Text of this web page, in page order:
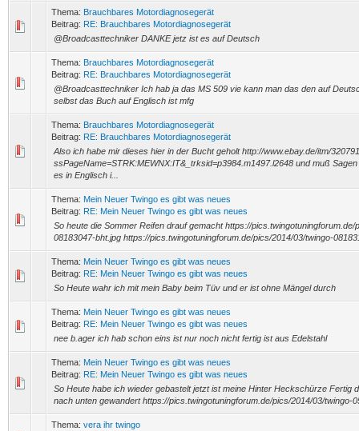
Thema: Brauchbares Motordiagnosegerät
Beitrag: RE: Brauchbares Motordiagnosegerät
@Broadcasttechniker DANKE jetz ist es auf Deutsch
Thema: Brauchbares Motordiagnosegerät
Beitrag: RE: Brauchbares Motordiagnosegerät
@Broadcasttechniker Ich hab ja das MS 509 vie kann man das den auf
selbst das Buch auf Englisch ist mfg
Thema: Brauchbares Motordiagnosegerät
Beitrag: RE: Brauchbares Motordiagnosegerät
Also ich habe mir dieses hier in der Bucht geholt http://www.ebay.de/itm/
ssPageName=STRK:MEWNX:IT&_trksid=p3984.m1497.l2648 und muß
es in Englisch i...
Thema: Mein Neuer Twingo es gibt was neues
Beitrag: RE: Mein Neuer Twingo es gibt was neues
So heute die Sommer Reifen drauf gemacht https://pics.twingotuningforum.de/
08183047-bht.jpg https://pics.twingotuningforum.de/pics/2014/03/twingo-
Thema: Mein Neuer Twingo es gibt was neues
Beitrag: RE: Mein Neuer Twingo es gibt was neues
So Heute wahr ich mit mein Baby beim Tüv und er ist ohne Mängel durch
Thema: Mein Neuer Twingo es gibt was neues
Beitrag: RE: Mein Neuer Twingo es gibt was neues
nee b.ager ich hab schon eins ist nur noch nicht fertig ist aus Edelstahl
Thema: Mein Neuer Twingo es gibt was neues
Beitrag: RE: Mein Neuer Twingo es gibt was neues
So Heute habe ich wieder gebastelt jetzt ist meine Hinter Heckschürze Fertig
nach unten gewandert https://pics.twingotuningforum.de/pics/2014/03/twingo-
Thema: vera ihr twingo